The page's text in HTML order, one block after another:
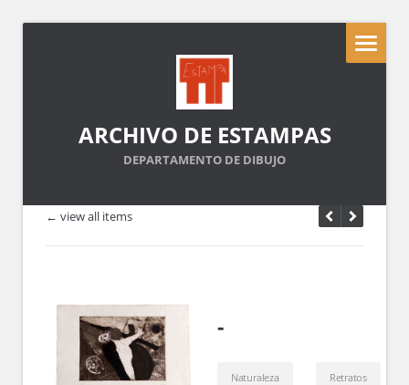
ARCHIVO DE ESTAMPAS
DEPARTAMENTO DE DIBUJO
← view all items
-
Naturaleza Retratos